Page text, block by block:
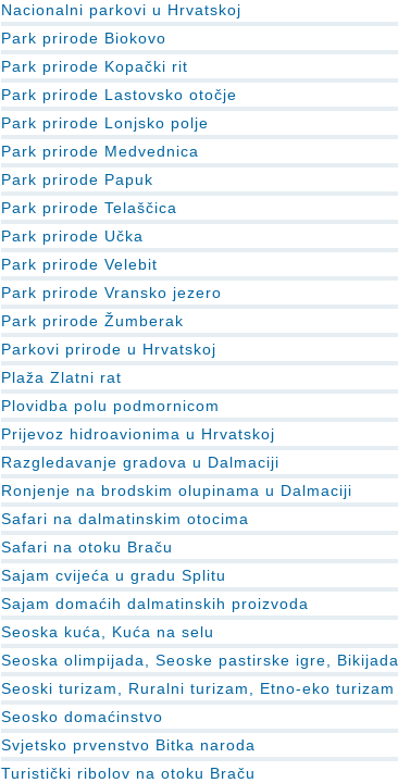
Nacionalni parkovi u Hrvatskoj
Park prirode Biokovo
Park prirode Kopački rit
Park prirode Lastovsko otočje
Park prirode Lonjsko polje
Park prirode Medvednica
Park prirode Papuk
Park prirode Telaščica
Park prirode Učka
Park prirode Velebit
Park prirode Vransko jezero
Park prirode Žumberak
Parkovi prirode u Hrvatskoj
Plaža Zlatni rat
Plovidba polu podmornicom
Prijevoz hidroavionima u Hrvatskoj
Razgledavanje gradova u Dalmaciji
Ronjenje na brodskim olupinama u Dalmaciji
Safari na dalmatinskim otocima
Safari na otoku Braču
Sajam cvijeća u gradu Splitu
Sajam domaćih dalmatinskih proizvoda
Seoska kuća, Kuća na selu
Seoska olimpijada, Seoske pastirske igre, Bikijada
Seoski turizam, Ruralni turizam, Etno-eko turizam
Seosko domaćinstvo
Svjetsko prvenstvo Bitka naroda
Turistički ribolov na otoku Braču